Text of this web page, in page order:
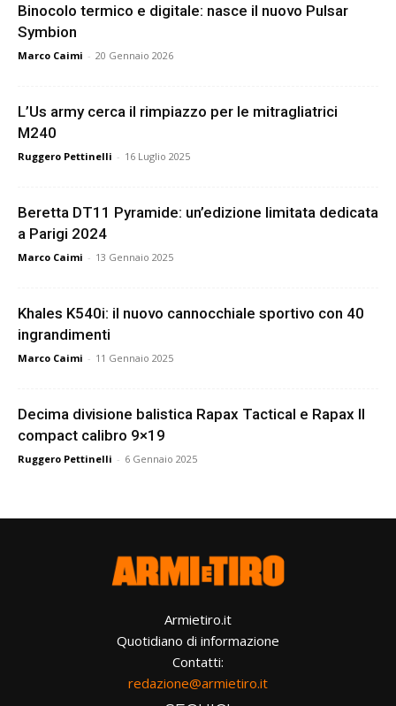
Binocolo termico e digitale: nasce il nuovo Pulsar
Symbion
Marco Caimi - 20 Gennaio 2026
L’Us army cerca il rimpiazzo per le mitragliatrici
M240
Ruggero Pettinelli - 16 Luglio 2025
Beretta DT11 Pyramide: un’edizione limitata dedicata
a Parigi 2024
Marco Caimi - 13 Gennaio 2025
Khales K540i: il nuovo cannocchiale sportivo con 40
ingrandimenti
Marco Caimi - 11 Gennaio 2025
Decima divisione balistica Rapax Tactical e Rapax II
compact calibro 9×19
Ruggero Pettinelli - 6 Gennaio 2025
Armietiro.it
Quotidiano di informazione
Contatti:
redazione@armietiro.it